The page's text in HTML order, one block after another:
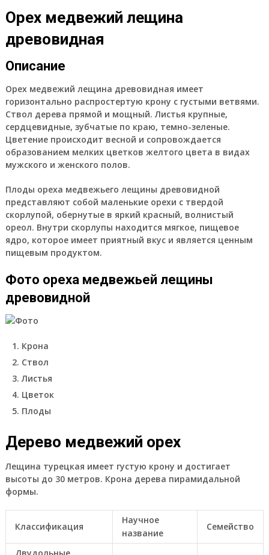
Орех медвежий лещина
древовидная
Описание
Орех медвежий лещина древовидная имеет
горизонтально распростертую крону с густыми ветвями.
Ствол дерева прямой и мощный. Листья крупные,
сердцевидные, зубчатые по краю, темно-зеленые.
Цветение происходит весной и сопровождается
образованием мелких цветков желтого цвета в видах
мужского и женского полов.
Плоды ореха медвежьего лещины древовидной
представляют собой маленькие орехи с твердой
скорлупой, обернутые в яркий красный, волнистый
ореол. Внутри скорлупы находится мягкое, пищевое
ядро, которое имеет приятный вкус и является ценным
пищевым продуктом.
Фото ореха медвежьей лещины
древовидной
Крона
Ствол
Листья
Цветок
Плоды
Дерево медвежий орех
Лещина турецкая имеет густую крону и достигает
высоты до 30 метров. Крона дерева пирамидальной
формы.
Классификация
Научное
название
Семейство